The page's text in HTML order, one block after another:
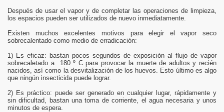
Después de usar el vapor y de completar las operaciones de limpieza,
los espacios pueden ser utilizados de nuevo inmediatamente.
Existen muchos excelentes motivos para elegir el vapor seco
sobrecalentado como medio de erradicación:
1) Es eficaz: bastan pocos segundos de exposición al flujo de vapor
sobrecaletado a 180 º C para provocar la muerte de adultos y recién
nacidos, así como la desvitalización de los huevos. Esto último es algo
que ningún insecticida puede lograr.
2) Es práctico: puede ser generado en cualquier lugar, rápidamente y
sin dificultad, bastan una toma de corriente, el agua necesaria y unos
minutos de espera.